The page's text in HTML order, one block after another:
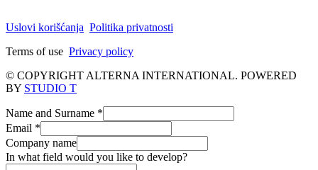
Uslovi korišćanja Politika privatnosti
Terms of use Privacy policy
© COPYRIGHT ALTERNA INTERNATIONAL. POWERED
BY STUDIO T
Name and Surname *
Email *
Company name
In what field would you like to develop?